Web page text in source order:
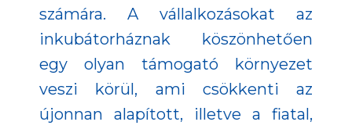
számára. A vállalkozásokat az
inkubátorháznak köszönhetően
egy olyan támogató környezet
veszi körül, ami csökkenti az
újonnan alapított, illetve a fiatal,